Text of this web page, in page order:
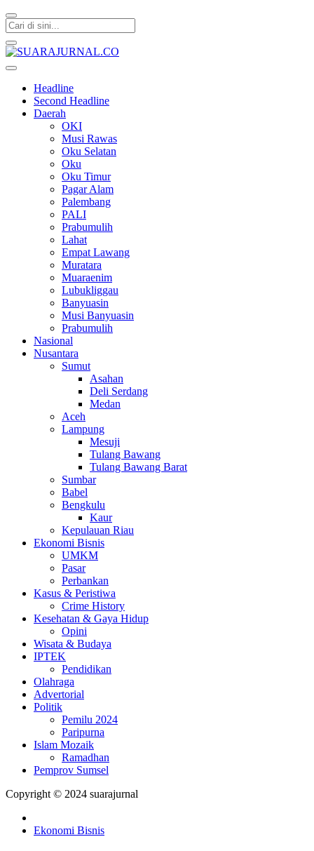
Headline
Second Headline
Daerah
OKI
Musi Rawas
Oku Selatan
Oku
Oku Timur
Pagar Alam
Palembang
PALI
Prabumulih
Lahat
Empat Lawang
Muratara
Muaraenim
Lubukliggau
Banyuasin
Musi Banyuasin
Prabumulih
Nasional
Nusantara
Sumut
Asahan
Deli Serdang
Medan
Aceh
Lampung
Mesuji
Tulang Bawang
Tulang Bawang Barat
Sumbar
Babel
Bengkulu
Kaur
Kepulauan Riau
Ekonomi Bisnis
UMKM
Pasar
Perbankan
Kasus & Peristiwa
Crime History
Kesehatan & Gaya Hidup
Opini
Wisata & Budaya
IPTEK
Pendidikan
Olahraga
Advertorial
Politik
Pemilu 2024
Paripurna
Islam Mozaik
Ramadhan
Pemprov Sumsel
Copyright © 2024 suarajurnal
Ekonomi Bisnis